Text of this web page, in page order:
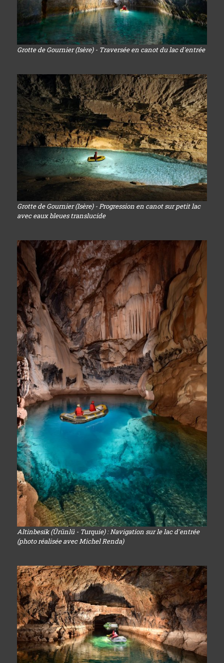
Grotte de Gournier (Isère) - Traversée en canot du lac d'entrée
Grotte de Gournier (Isère) - Progression en canot sur petit lac
avec eaux bleues translucide
Altinbesik (Ürünlü - Turquie) : Navigation sur le lac d'entrée
(photo réalisée avec Michel Renda)